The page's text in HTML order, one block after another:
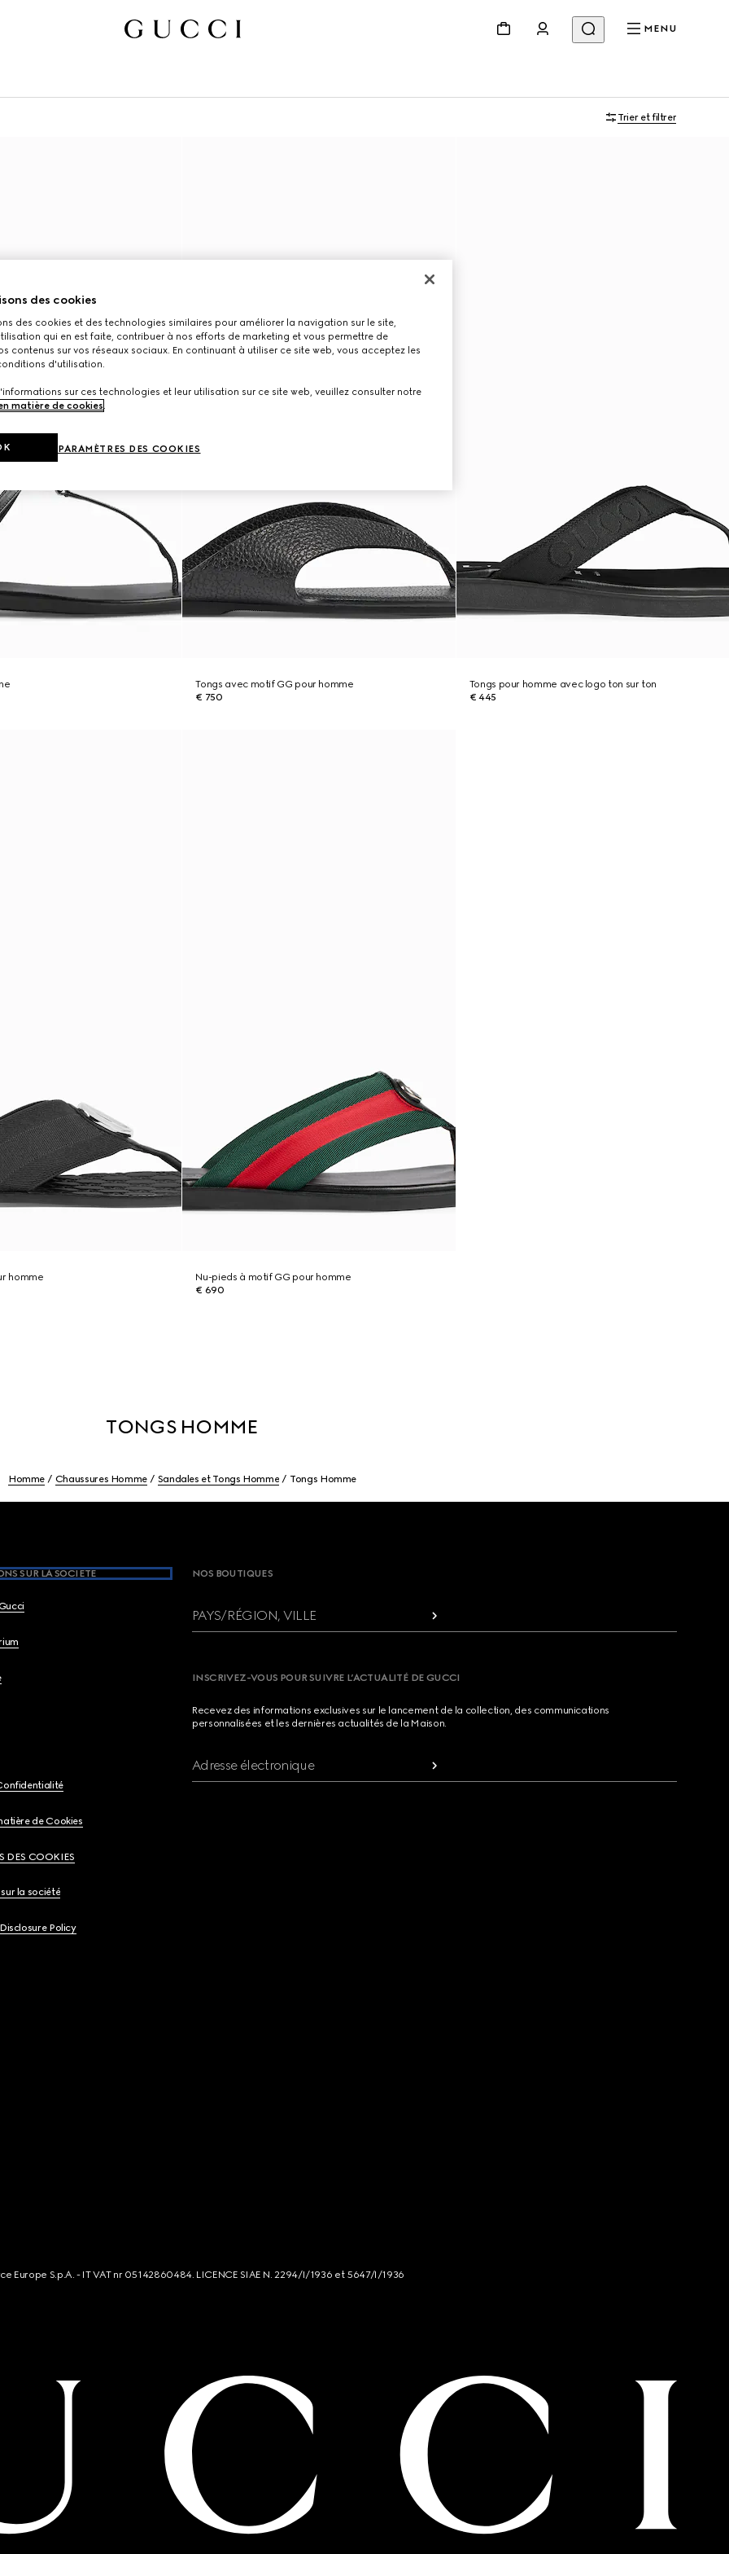
MENU
Trier et filtrer
Tongs avec motif GG pour homme
€ 750
Tongs pour homme avec logo ton sur ton
€ 445
homme
Nu-pieds à motif GG pour homme
€ 690
TONGS HOMME
Homme Chaussures Homme Sandales et Tongs Homme Tongs Homme
SUR LA SOCIETE
de Cookies
DES COOKIES
la société
Policy
NOS BOUTIQUES
PAYS/RÉGION, VILLE
INSCRIVEZ-VOUS POUR SUIVRE L’ACTUALITÉ DE GUCCI
Recevez des informations exclusives sur le lancement de la collection, des communications
personnalisées et les dernières actualités de la Maison.
Adresse électronique
Europe S.p.A. - IT VAT nr 05142860484. LICENCE SIAE N. 2294/I/1936 et 5647/I/1936
des cookies
des cookies et des technologies similaires pour améliorer la navigation sur le site,
qui en est faite, contribuer à nos efforts de marketing et vous permettre de
contenus sur vos réseaux sociaux. En continuant à utiliser ce site web, vous acceptez les
d'utilisation.
sur ces technologies et leur utilisation sur ce site web, veuillez consulter notre
matière de cookies.
PARAMÈTRES DES COOKIES